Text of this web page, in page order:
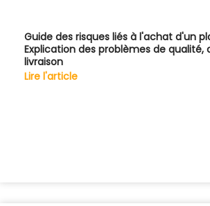
Guide des risques liés à l'achat d'un
Explication des problèmes de qualité,
livraison
Lire l'article